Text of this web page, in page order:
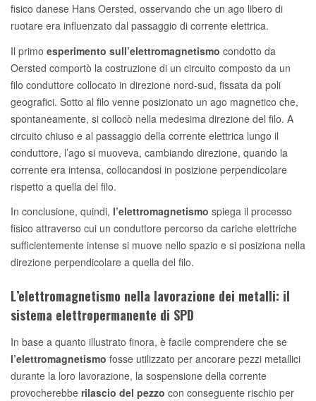
fisico danese Hans Oersted, osservando che un ago libero di
ruotare era influenzato dal passaggio di corrente elettrica.
Il primo esperimento sull’elettromagnetismo condotto da
Oersted comportò la costruzione di un circuito composto da un
filo conduttore collocato in direzione nord-sud, fissata da poli
geografici. Sotto al filo venne posizionato un ago magnetico che,
spontaneamente, si collocò nella medesima direzione del filo. A
circuito chiuso e al passaggio della corrente elettrica lungo il
conduttore, l’ago si muoveva, cambiando direzione, quando la
corrente era intensa, collocandosi in posizione perpendicolare
rispetto a quella del filo.
In conclusione, quindi, l’elettromagnetismo spiega il processo
fisico attraverso cui un conduttore percorso da cariche elettriche
sufficientemente intense si muove nello spazio e si posiziona nella
direzione perpendicolare a quella del filo.
L’elettromagnetismo nella lavorazione dei metalli: il
sistema elettropermanente di SPD
In base a quanto illustrato finora, è facile comprendere che se
l’elettromagnetismo fosse utilizzato per ancorare pezzi metallici
durante la loro lavorazione, la sospensione della corrente
provocherebbe rilascio del pezzo con conseguente rischio per